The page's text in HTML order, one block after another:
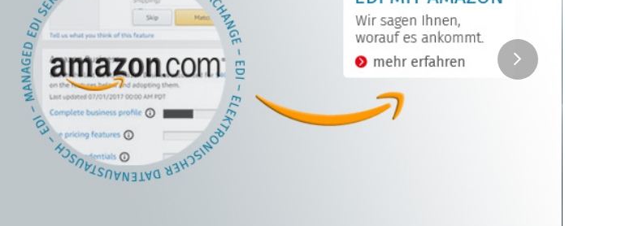
next
slide